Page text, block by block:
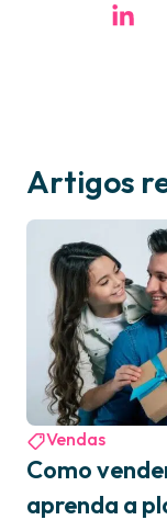
Artigos
Vendas
Como
aprenda a